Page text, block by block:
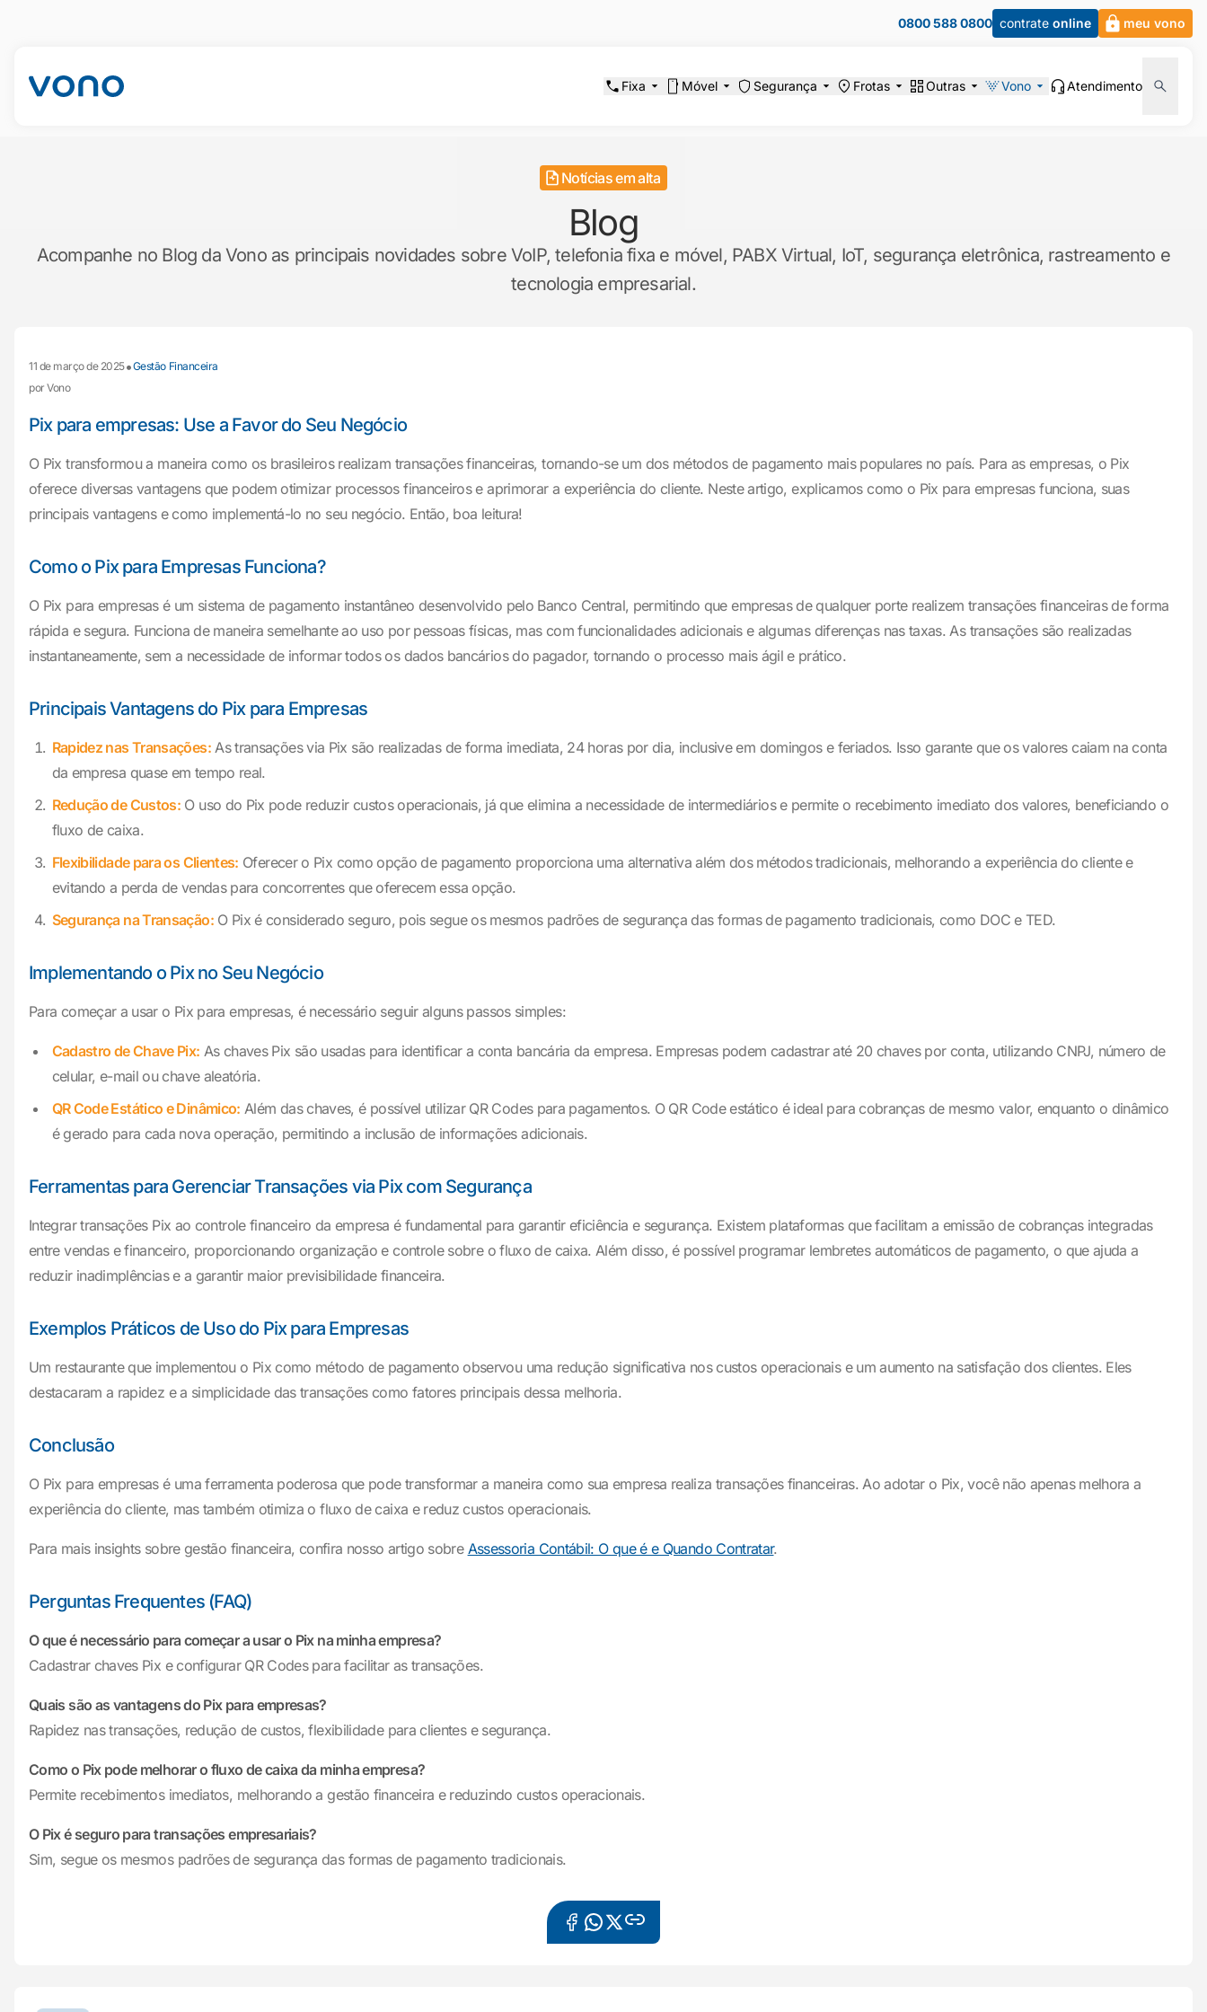
0800 588 0800 contrate online meu vono
Fixa Móvel Segurança Frotas Outras Vono Atendimento
Notícias em alta
Blog
Acompanhe no Blog da Vono as principais novidades sobre VoIP, telefonia fixa e móvel, PABX Virtual, IoT, segurança eletrônica, rastreamento e
tecnologia empresarial.
11 de março de 2025•Gestão Financeira
por Vono
Pix para empresas: Use a Favor do Seu Negócio
O Pix transformou a maneira como os brasileiros realizam transações financeiras, tornando-se um dos métodos de pagamento mais populares no país. Para as empresas, o Pix
oferece diversas vantagens que podem otimizar processos financeiros e aprimorar a experiência do cliente. Neste artigo, explicamos como o Pix para empresas funciona, suas
principais vantagens e como implementá-lo no seu negócio. Então, boa leitura!
Como o Pix para Empresas Funciona?
O Pix para empresas é um sistema de pagamento instantâneo desenvolvido pelo Banco Central, permitindo que empresas de qualquer porte realizem transações financeiras de forma
rápida e segura. Funciona de maneira semelhante ao uso por pessoas físicas, mas com funcionalidades adicionais e algumas diferenças nas taxas. As transações são realizadas
instantaneamente, sem a necessidade de informar todos os dados bancários do pagador, tornando o processo mais ágil e prático.
Principais Vantagens do Pix para Empresas
Rapidez nas Transações:As transações via Pix são realizadas de forma imediata, 24 horas por dia, inclusive em domingos e feriados. Isso garante que os valores caiam na conta
da empresa quase em tempo real.
Redução de Custos: O uso do Pix pode reduzir custos operacionais, já que elimina a necessidade de intermediários e permite o recebimento imediato dos valores, beneficiando o
fluxo de caixa.
Flexibilidade para os Clientes: Oferecer o Pix como opção de pagamento proporciona uma alternativa além dos métodos tradicionais, melhorando a experiência do cliente e
evitando a perda de vendas para concorrentes que oferecem essa opção.
Segurança na Transação:O Pix é considerado seguro, pois segue os mesmos padrões de segurança das formas de pagamento tradicionais, como DOC e TED.
Implementando o Pix no Seu Negócio
Para começar a usar o Pix para empresas, é necessário seguir alguns passos simples:
Cadastro de Chave Pix: As chaves Pix são usadas para identificar a conta bancária da empresa. Empresas podem cadastrar até 20 chaves por conta, utilizando CNPJ, número de
celular, e-mail ou chave aleatória.
QR Code Estático e Dinâmico: Além das chaves, é possível utilizar QR Codes para pagamentos. O QR Code estático é ideal para cobranças de mesmo valor, enquanto o dinâmico
é gerado para cada nova operação, permitindo a inclusão de informações adicionais.
Ferramentas para Gerenciar Transações via Pix com Segurança
Integrar transações Pix ao controle financeiro da empresa é fundamental para garantir eficiência e segurança. Existem plataformas que facilitam a emissão de cobranças integradas
entre vendas e financeiro, proporcionando organização e controle sobre o fluxo de caixa. Além disso, é possível programar lembretes automáticos de pagamento, o que ajuda a
reduzir inadimplências e a garantir maior previsibilidade financeira.
Exemplos Práticos de Uso do Pix para Empresas
Um restaurante que implementou o Pix como método de pagamento observou uma redução significativa nos custos operacionais e um aumento na satisfação dos clientes. Eles
destacaram a rapidez e a simplicidade das transações como fatores principais dessa melhoria.
Conclusão
O Pix para empresas é uma ferramenta poderosa que pode transformar a maneira como sua empresa realiza transações financeiras. Ao adotar o Pix, você não apenas melhora a
experiência do cliente, mas também otimiza o fluxo de caixa e reduz custos operacionais.
Para mais insights sobre gestão financeira, confira nosso artigo sobre Assessoria Contábil: O que é e Quando Contratar.
Perguntas Frequentes (FAQ)
O que é necessário para começar a usar o Pix na minha empresa?
Cadastrar chaves Pix e configurar QR Codes para facilitar as transações.
Quais são as vantagens do Pix para empresas?
Rapidez nas transações, redução de custos, flexibilidade para clientes e segurança.
Como o Pix pode melhorar o fluxo de caixa da minha empresa?
Permite recebimentos imediatos, melhorando a gestão financeira e reduzindo custos operacionais.
O Pix é seguro para transações empresariais?
Sim, segue os mesmos padrões de segurança das formas de pagamento tradicionais.